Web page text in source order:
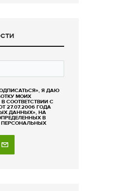
Я ДАЮ
МОИХ
СООТВЕТСТВИИ С
27.07.2006 ГОДА
ДАННЫХ», НА
В
ПЕРСОНАЛЬНЫХ